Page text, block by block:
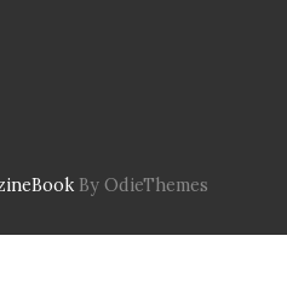
By OdieThemes